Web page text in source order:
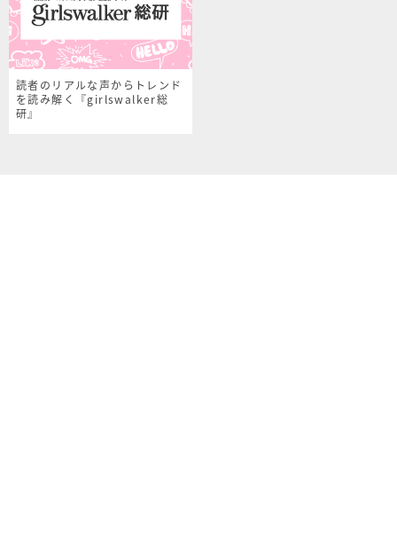
読者のリアルな声からトレンド
を読み解く『girlswalker総
研』